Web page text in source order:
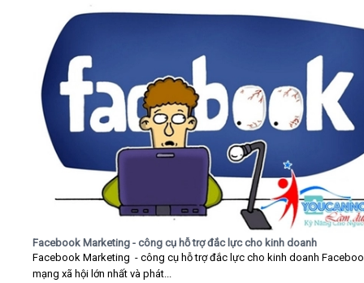
Facebook Marketing - công cụ hỗ trợ đắc lực cho kinh doanh
Facebook Marketing - công cụ hỗ trợ đắc lực cho kinh doanh
mạng xã hội lớn nhất và phát...